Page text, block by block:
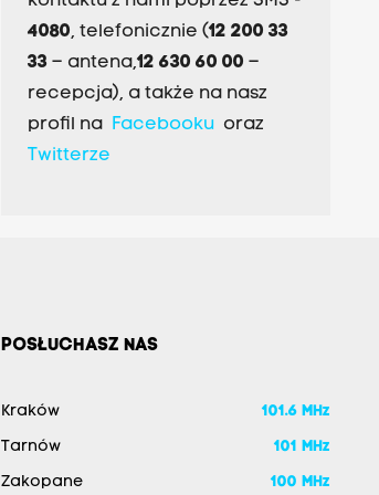
4080, telefonicznie (12 200 33
33– antena,12 630 60 00 –
recepcja), a także na nasz
profil na Facebookuoraz
Twitterze
POSŁUCHASZ NAS
Kraków 101.6 MHz
Tarnów 101 MHz
Zakopane 100 MHz